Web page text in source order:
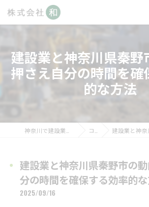
建設業と神奈川県秦野
押さえ自分の時間を確
的な方法
コラム 建設業と神奈川県秦野市の
建設業と神奈川県秦野市の
分の時間を確保する効率的
2025/09/16